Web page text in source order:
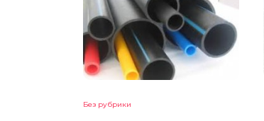
Без рубрики